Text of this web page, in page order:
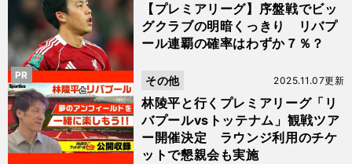
【プレミアリーグ】序盤戦でビッ
グクラブの明暗くっきり リバプ
ール連覇の確率はわずか７％？
林陵平と行くプレミアリーグ「リ
バプールvsトッテナム」観戦ツア
ー開催決定 ラウンジ利用のチケ
ットで懇親会も実施
2025.11.07更新
その他
PR